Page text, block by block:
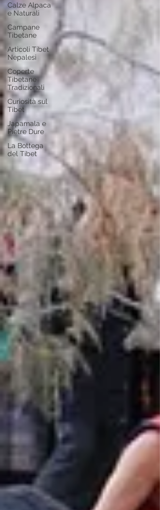
Calze Alpaca
e Naturali
Campane
Tibetane
Articoli Tibet
Nepalesi
Coperte
Tibetane
Tradizionali
Curiosità sul
Tibet
Japamala e
Pietre Dure
La Bottega
del Tibet